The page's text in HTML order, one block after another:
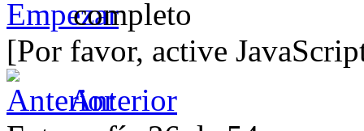
[Por favor, active
Anterior